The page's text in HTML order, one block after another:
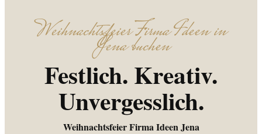
Weihnachtsfeier Firma Ideen in
Jena buchen
Festlich. Kreativ.
Unvergesslich.
Weihnachtsfeier Firma Ideen Jena